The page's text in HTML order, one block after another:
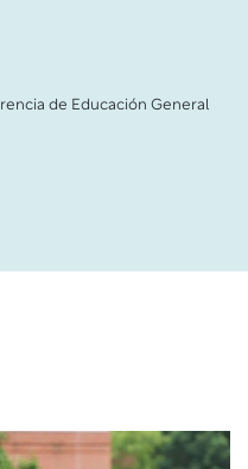
de Educación General